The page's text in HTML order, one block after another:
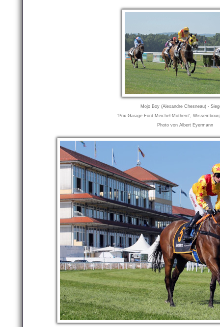
Mojo Boy (Alexandre Chesneau) -
"Prix Garage Ford Meichel-Mothern",
Photo von Albert Eyermann